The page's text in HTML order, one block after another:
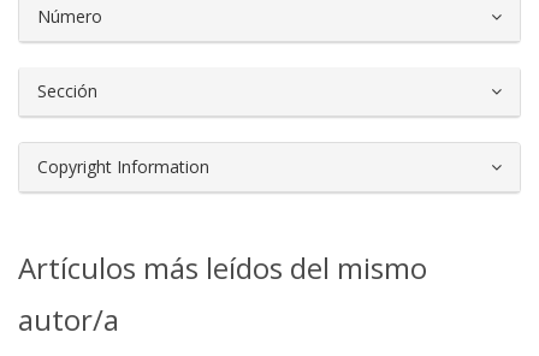
Número
Sección
Copyright Information
Artículos más leídos del mismo
autor/a